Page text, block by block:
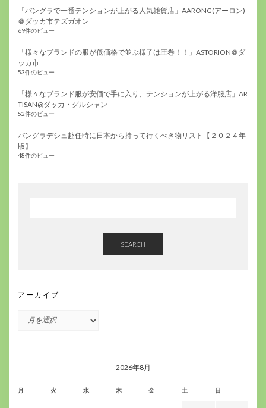
「バングラで一番テンションが上がる人気雑貨店」AARONG(アーロン)
＠ダッカ市テズガオン
69件のビュー
「様々なブランドの服が低価格で並ぶ様子は圧巻！！」ASTORION＠ダ
ッカ市
53件のビュー
「様々なブランド服が安価で手に入り、テンションが上がる洋服店」AR
TISAN@ダッカ・グルシャン
52件のビュー
バングラデシュ赴任時に日本から持って行くべき物リスト【２０２４年
版】
48件のビュー
SEARCH
アーカイブ
2026年8月
月 火 水 木 金 土 日